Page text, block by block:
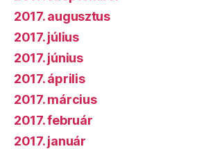
2017. augusztus
2017. július
2017. június
2017. április
2017. március
2017. február
2017. január